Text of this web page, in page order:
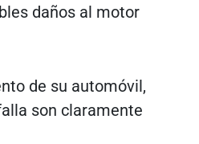
daños al motor
de su automóvil,
son claramente